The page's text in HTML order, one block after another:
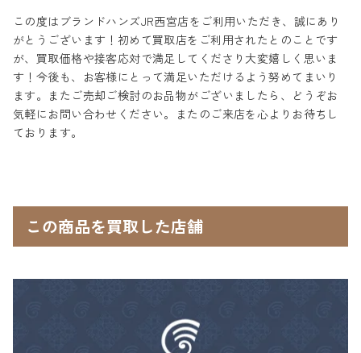
この度はブランドハンズJR西宮店をご利用いただき、誠にあり
がとうございます！初めて買取店をご利用されたとのことです
が、買取価格や接客応対で満足してくださり大変嬉しく思いま
す！今後も、お客様にとって満足いただけるよう努めてまいり
ます。またご売却ご検討のお品物がございましたら、どうぞお
気軽にお問い合わせください。またのご来店を心よりお待ちし
ております。
この商品を買取した店舗